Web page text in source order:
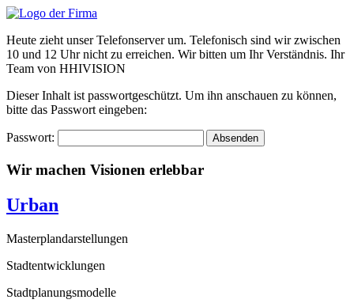
Zum
wechseln
Heute zieht unser Telefonserver um. Telefonisch sind wir zwischen
10 und 12 Uhr nicht zu erreichen. Wir bitten um Ihr Verständnis. Ihr
Team von HHIVISION
Dieser Inhalt ist passwortgeschützt. Um ihn anschauen zu können,
bitte das Passwort eingeben:
Passwort:
Wir machen Visionen erlebbar
Urban
Masterplandarstellungen
Stadtentwicklungen
Stadtplanungsmodelle